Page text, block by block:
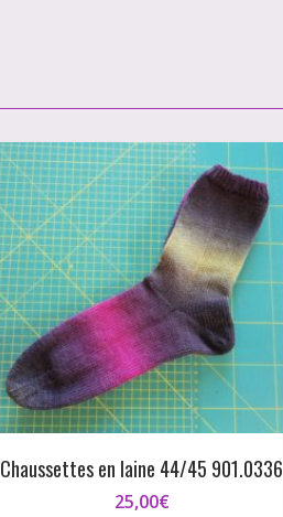
Chaussettes en laine 44/45 901.0336
25,00€